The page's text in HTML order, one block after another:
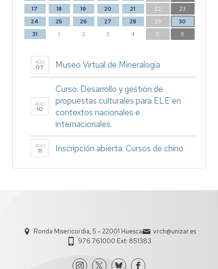
17
18 19 20 21 22
23
24
25 26 27 28 29
30
31
1 2 3 4 5 6
AGO
07 Museo Virtual de Mineralogía
AGO
10
Curso: Desarrollo y gestión de
propuestas culturales para ELE en
contextos nacionales e
internacionales.
AGO
11 Inscripción abierta: Cursos de chino
Ronda Misericordia, 5 - 22001 Huesca
vrch@unizar.es
976 761000 Ext: 851383